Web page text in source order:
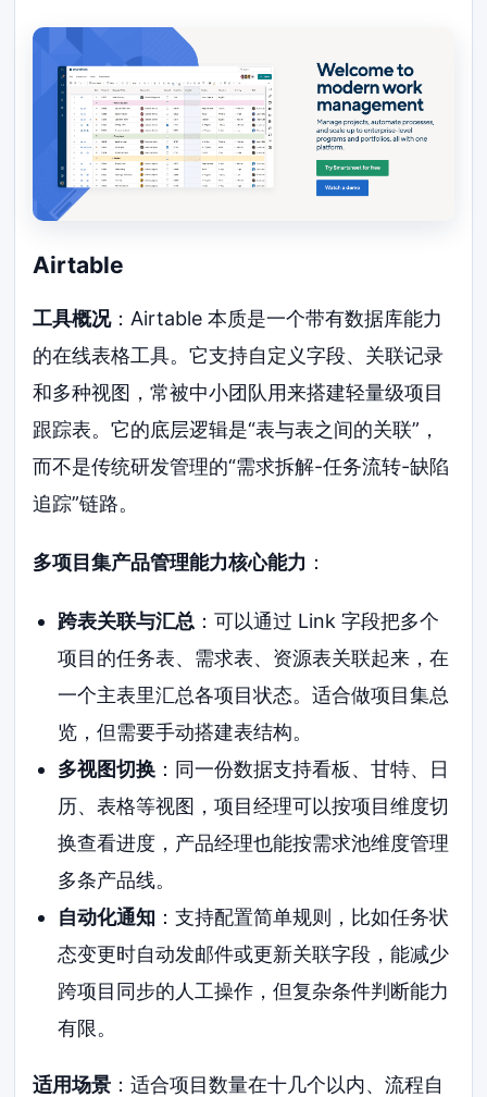
Airtable
工具概况：Airtable 本质是一个带有数据库能力
的在线表格工具。它支持自定义字段、关联记录
和多种视图，常被中小团队用来搭建轻量级项目
跟踪表。它的底层逻辑是“表与表之间的关联”，
而不是传统研发管理的“需求拆解-任务流转-缺陷
追踪”链路。
多项目集产品管理能力核心能力 ：
跨表关联与汇总：可以通过 Link 字段把多个
项目的任务表、需求表、资源表关联起来，在
一个主表里汇总各项目状态。适合做项目集总
览，但需要手动搭建表结构。
多视图切换：同一份数据支持看板、甘特、日
历、表格等视图，项目经理可以按项目维度切
换查看进度，产品经理也能按需求池维度管理
多条产品线。
自动化通知 ：支持配置简单规则，比如任务状
态变更时自动发邮件或更新关联字段，能减少
跨项目同步的人工操作，但复杂条件判断能力
有限。
适用场景 ：适合项目数量在十几个以内、流程自